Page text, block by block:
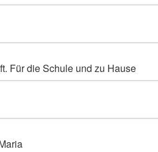
Für die Schule und zu Hause